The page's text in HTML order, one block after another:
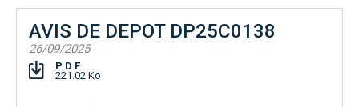
AVIS DE DEPOT DP25C0138
26/09/2025
PDF
221.02 Ko